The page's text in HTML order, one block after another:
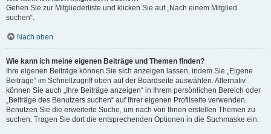
Gehen Sie zur Mitgliederliste und klicken Sie auf „Nach einem Mitglied
suchen“.
Nach oben
Wie kann ich meine eigenen Beiträge und Themen finden?
Ihre eigenen Beiträge können Sie sich anzeigen lassen, indem Sie „Eigene
Beiträge“ im Schnellzugriff oben auf der Boardseite auswählen. Alternativ
können Sie auch „Ihre Beiträge anzeigen“ in Ihrem persönlichen Bereich oder
„Beiträge des Benutzers suchen“ auf Ihrer eigenen Profilseite verwenden.
Benutzen Sie die erweiterte Suche, um nach von Ihnen erstellen Themen zu
suchen. Tragen Sie dort die entsprechenden Optionen in die Suchmaske ein.